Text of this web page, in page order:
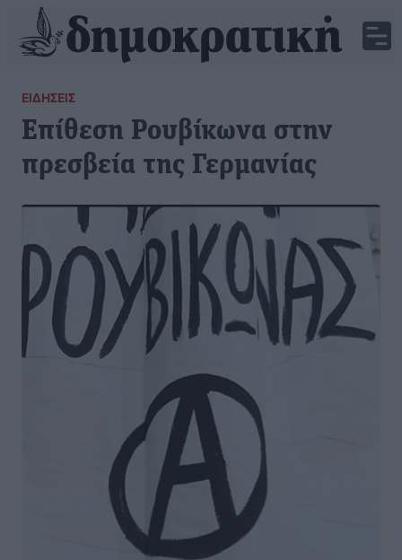
ΕΙΔΉΣΕΙΣ
Επίθεση Ρουβίκωνα στην
πρεσβεία της Γερμανίας